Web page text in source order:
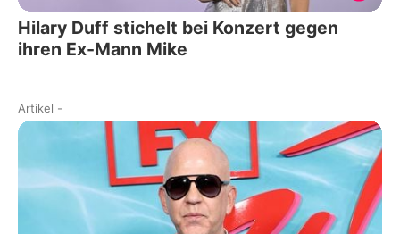
Hilary Duff stichelt bei Konzert gegen
ihren Ex-Mann Mike
Artikel -